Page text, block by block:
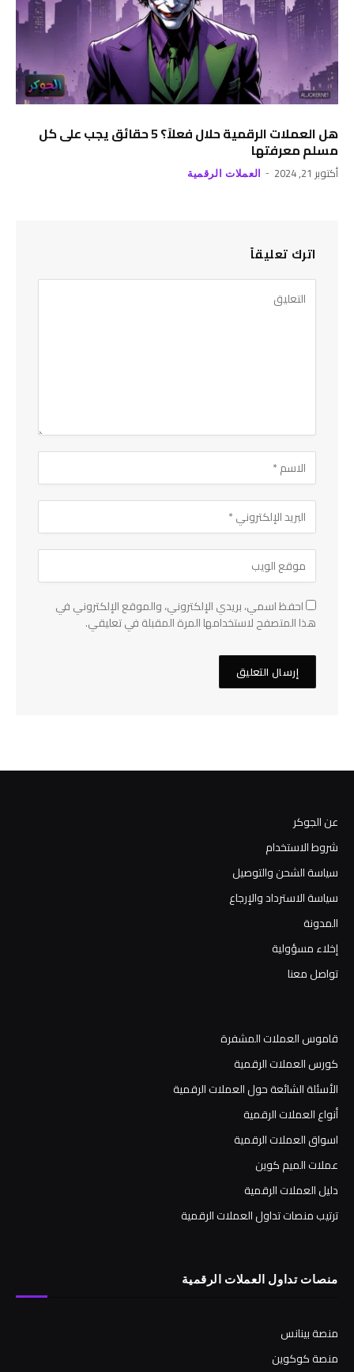
هل العملات الرقمية حلال فعلاً؟ 5 حقائق يجب على كل
مسلم معرفتها
أكتوبر 21, 2024 العملات الرقمية
اترك تعليقاً
احفظ اسمي، بريدي الإلكتروني، والموقع الإلكتروني في
هذا المتصفح لاستخدامها المرة المقبلة في تعليقي.
عن الجوكر
شروط الاستخدام
سياسة الشحن والتوصيل
سياسة الاسترداد والإرجاع
المدونة
إخلاء مسؤولية
تواصل معنا
قاموس العملات المشفرة
كورس العملات الرقمية
الأسئلة الشائعة حول العملات الرقمية
أنواع العملات الرقمية
اسواق العملات الرقمية
عملات الميم كوين
دليل العملات الرقمية
ترتيب منصات تداول العملات الرقمية
منصات تداول العملات الرقمية
منصة بينانس
منصة كوكوين